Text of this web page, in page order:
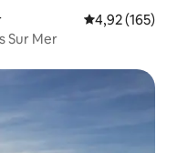
Prosječna
4,92 (165)
Sur Mer